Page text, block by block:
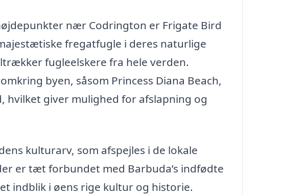
nær Codrington er Frigate Bird
fregatfugle i deres naturlige
fugleelskere fra hele verden.
byen, såsom Princess Diana Beach,
hvilket giver mulighed for afslapning og
kulturarv, som afspejles i de lokale
er tæt forbundet med Barbuda’s indfødte
indblik i øens rige kultur og historie.